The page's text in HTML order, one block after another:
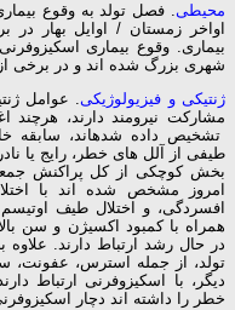
محیطی. فصل تولد به وقوع
اواخر زمستان / اوایل بهار در
بیماری. وقوع بیماری
شهری بزرگ شده­ اند و در برخی
ژنتیکی و فیزیولوژیکی. عوامل
مشارکت نیرومند دارند، هرچند
تشخیص داده شده­اند، سابقه
طیفی از آلل­ های خطر، رایج یا
بخش کوچکی از کل پراکنش
امروز مشخص شده ­اند با
افسردگی، و اختلال طیف
همراه با کمبود اکسیژن و سن
در حال رشد ارتباط دارند. علاوه
تولد، از جمله استرس، عفونت،
دیگر، با اسکیزوفرنی ارتباط
خطر را داشته ­اند دچار